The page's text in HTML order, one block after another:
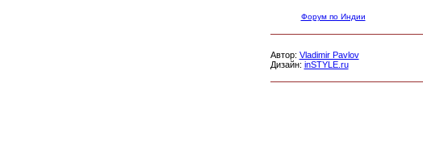
Форум по Индии
Автор: Vladimir Pavlov
Дизайн: inSTYLE.ru